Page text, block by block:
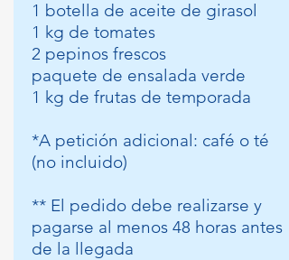
1 botella de aceite de girasol
1 kg de tomates
2 pepinos frescos
paquete de ensalada verde
1 kg de frutas de temporada​
*A petición adicional: café o té
(no incluido)
** El pedido debe realizarse y
pagarse al menos 48 horas antes
de la llegada